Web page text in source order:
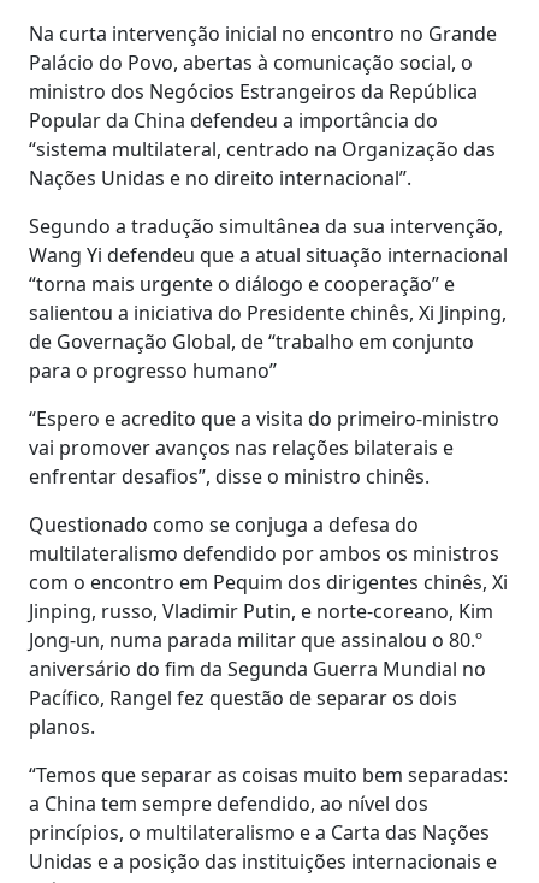
Na curta intervenção inicial no encontro no Grande
Palácio do Povo, abertas à comunicação social, o
ministro dos Negócios Estrangeiros da República
Popular da China defendeu a importância do
“sistema multilateral, centrado na Organização das
Nações Unidas e no direito internacional”.
Segundo a tradução simultânea da sua intervenção,
Wang Yi defendeu que a atual situação internacional
“torna mais urgente o diálogo e cooperação” e
salientou a iniciativa do Presidente chinês, Xi Jinping,
de Governação Global, de “trabalho em conjunto
para o progresso humano”
“Espero e acredito que a visita do primeiro-ministro
vai promover avanços nas relações bilaterais e
enfrentar desafios”, disse o ministro chinês.
Questionado como se conjuga a defesa do
multilateralismo defendido por ambos os ministros
com o encontro em Pequim dos dirigentes chinês, Xi
Jinping, russo, Vladimir Putin, e norte-coreano, Kim
Jong-un, numa parada militar que assinalou o 80.º
aniversário do fim da Segunda Guerra Mundial no
Pacífico, Rangel fez questão de separar os dois
planos.
“Temos que separar as coisas muito bem separadas:
a China tem sempre defendido, ao nível dos
princípios, o multilateralismo e a Carta das Nações
Unidas e a posição das instituições internacionais e